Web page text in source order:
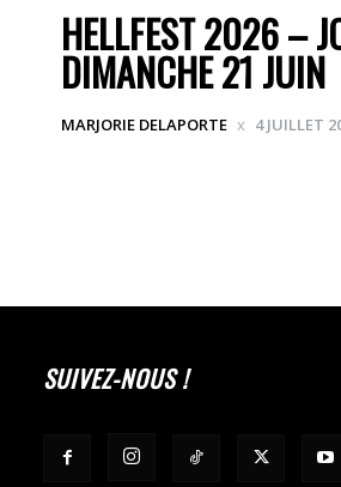
HELLFEST 2026 –
DIMANCHE 21 JUIN
MARJORIE DELAPORTE 4 JUILLET
SUIVEZ-NOUS !